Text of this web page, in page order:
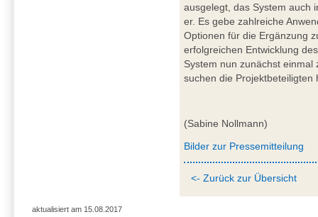
ausgelegt, das System auch
er. Es gebe zahlreiche
Optionen für die Ergänzung
erfolgreichen Entwicklung
System nun zunächst
suchen die
(Sabine Nollmann)
Bilder zur Pressemitteilung
<- Zurück zur Übersicht
aktualisiert am 15.08.2017